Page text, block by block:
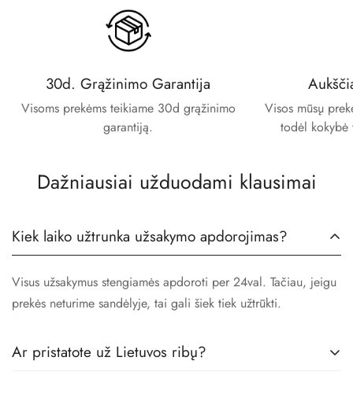
30d. Grąžinimo Garantija
Visoms prekėms teikiame 30d grąžinimo
garantiją.
Visos mūsų
todėl kokybė
Dažniausiai užduodami klausimai
Kiek laiko užtrunka užsakymo apdorojimas?
Visus užsakymus stengiamės apdoroti per 24val. Tačiau, jeigu
prekės neturime sandėlyje, tai gali šiek tiek užtrūkti.
Ar pristatote už Lietuvos ribų?